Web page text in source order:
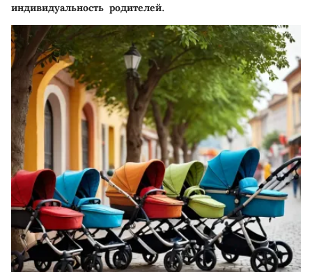
индивидуальность родителей.